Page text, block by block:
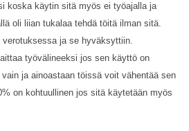
koska käytin sitä myös ei työajalla ja
oli liian tukalaa tehdä töitä ilman sitä.
ja se hyväksyttiin.
työvälineeksi jos sen käyttö on
ja ainoastaan töissä voit vähentää sen
on kohtuullinen jos sitä käytetään myös